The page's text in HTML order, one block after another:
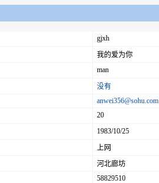
gjxh
我的爱为你
man
没有
anwei356@sohu.com
20
1983/10/25
上网
河北廊坊
58829510